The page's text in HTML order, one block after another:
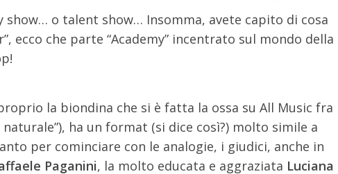
show… o talent show… Insomma, avete capito di cosa
ecco che parte “Academy” incentrato sul mondo della
la biondina che si è fatta la ossa su All Music fra
ha un format (si dice così?) molto simile a
per cominciare con le analogie, i giudici, anche in
Paganini, la molto educata e aggraziata Luciana